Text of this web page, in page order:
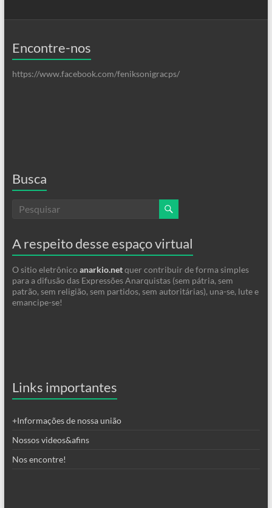
Encontre-nos
https://www.facebook.com/feniksonigracps/
Busca
A respeito desse espaço virtual
O sitio eletrônico anarkio.netquer contribuir de forma simples
para a difusão das Expressões Anarquistas (sem pátria, sem
patrão, sem religião, sem partidos, sem autoritárias), una-se, lute e
emancipe-se!
Links importantes
+Informações de nossa união
Nossos videos&afins
Nos encontre!